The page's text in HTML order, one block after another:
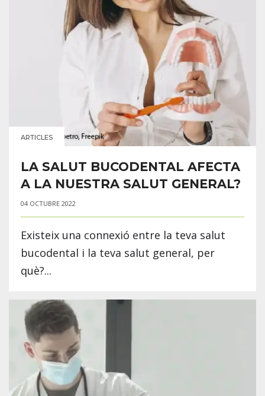
ARTICLES
LA SALUT BUCODENTAL AFECTA
A LA NUESTRA SALUT GENERAL?
04 OCTUBRE 2022
Existeix una connexió entre la teva salut
bucodental i la teva salut general, per
què?...